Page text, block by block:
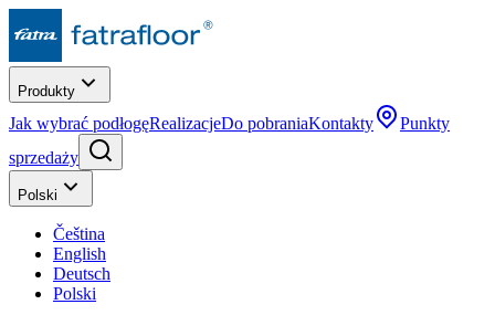
Produkty
Jak wybrać podłogęRealizacjeDo pobraniaKontakty
Punkty
sprzedaży
Polski
Čeština
English
Deutsch
Polski